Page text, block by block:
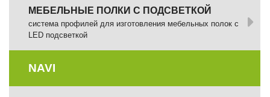
МЕБЕЛЬНЫЕ ПОЛКИ С ПОДСВЕТКОЙ
cистема профилей для изготовления мебельных полок с
LED подсветкой
NAVI